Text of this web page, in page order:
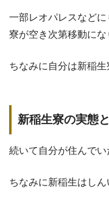
一部レオパレスなどに
寮が空き次第移動にな
ちなみに自分は新稲
新稲生寮の実態
続いて自分が住んでい
ちなみに新稲生はしん